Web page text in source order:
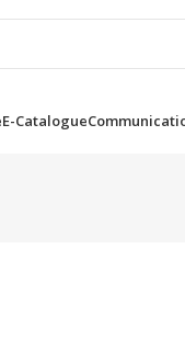
E-Catalogue